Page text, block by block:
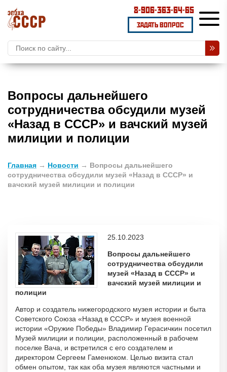
ЗАДАТЬ ВОПРОС
8-906-363-64-65
Вопросы дальнейшего
сотрудничества обсудили музей
«Назад в СССР» и вачский музей
милиции и полиции
Главная → Новости → Вопросы дальнейшего
сотрудничества обсудили музей «Назад в СССР» и
вачский музей милиции и полиции
25.10.2023
Вопросы дальнейшего
сотрудничества обсудили
музей «Назад в СССР» и
вачский музей милиции и
полиции
Автор и создатель нижегородского музея истории и быта
Советского Союза «Назад в СССР» и музея военной
истории «Оружие Победы» Владимир Герасичкин посетил
Музей милиции и полиции, расположенный в рабочем
поселке Вача, и встретился с его создателем и
директором Сергеем Гаменюком. Целью визита стал
обмен опытом, так как оба музея являются частными и